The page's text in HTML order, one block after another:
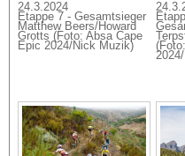
24.3.2024
Etappe 7 - Gesamtsieger
Matthew Beers/Howard
Grotts (Foto: Absa Cape
Epic 2024/Nick Muzik)